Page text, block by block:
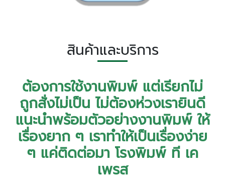
สินค้าและบริการ
ต้องการใช้งานพิมพ์ แต่เรียกไม่
ถูกสั่งไม่เป็น ไม่ต้องห่วงเรายินดี
แนะนำพร้อมตัวอย่างงานพิมพ์ ให้
เรื่องยาก ๆ เราทำให้เป็นเรื่องง่าย
ๆ แค่ติดต่อมา โรงพิมพ์ ที เค
เพรส